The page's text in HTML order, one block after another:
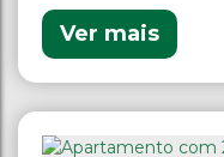
Ver mais